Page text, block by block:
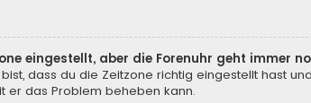
eingestellt, aber die Forenuhr geht immer
dass du die Zeitzone richtig eingestellt hast
er das Problem beheben kann.